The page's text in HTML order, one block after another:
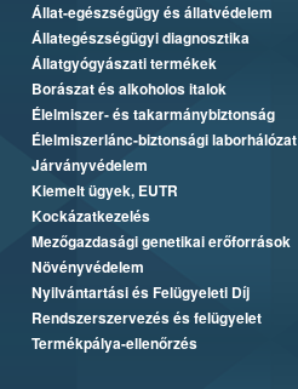
Állat-egészségügy és állatvédelem
Állategészségügyi diagnosztika
Állatgyógyászati termékek
Borászat és alkoholos italok
Élelmiszer- és takarmánybiztonság
Élelmiszerlánc-biztonsági laborhálózat
Járványvédelem
Kiemelt ügyek, EUTR
Kockázatkezelés
Mezőgazdasági genetikai erőforrások
Növényvédelem
Nyilvántartási és Felügyeleti Díj
Rendszerszervezés és felügyelet
Termékpálya-ellenőrzés